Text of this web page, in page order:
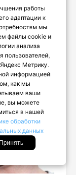
работы
адаптации к
мы
файлы cookie и
анализа
пользователей,
Метрику.
информацией
как мы
ваши
вы можете
в нашей
обработки
данных
Принять